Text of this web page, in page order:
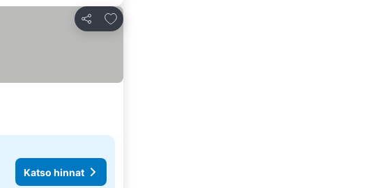
Jaa
Lisää suosikkeihin
Katso hinnat